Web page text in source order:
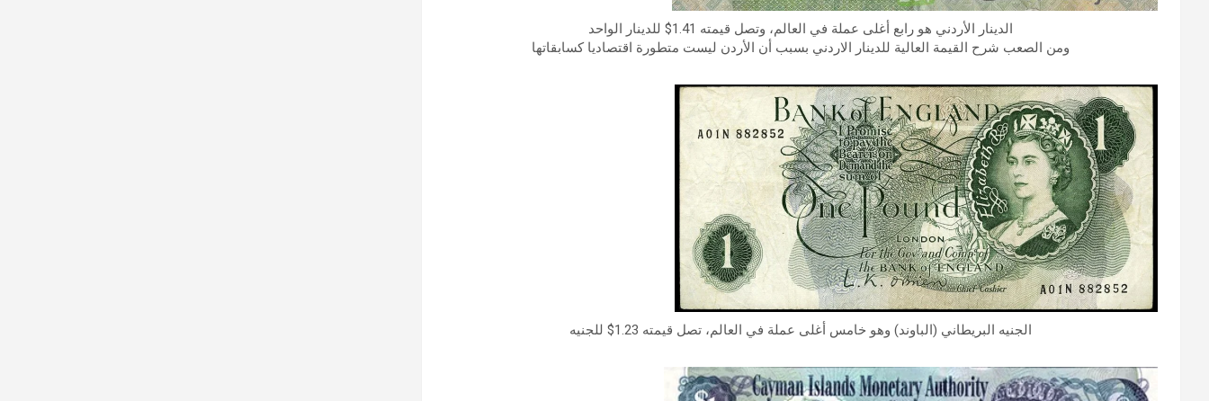
الدينار الأردني هو رابع أغلى عملة في العالم، وتصل قيمته 1.41$ للدينار الواحد
ومن الصعب شرح القيمة العالية للدينار الاردني بسبب أن الأردن ليست متطورة اقتصاديا كسابقاتها
الجنيه البريطاني (الباوند) وهو خامس أغلى عملة في العالم، تصل قيمته 1.23$ للجنيه